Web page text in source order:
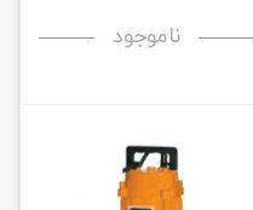
ناموجود